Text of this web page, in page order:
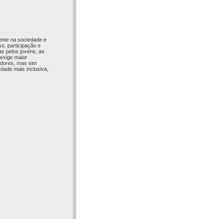
na sociedade e
participação e
pelos jovens, as
maior
mas sim
mais inclusiva,